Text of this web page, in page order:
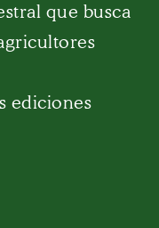
que busca
ediciones